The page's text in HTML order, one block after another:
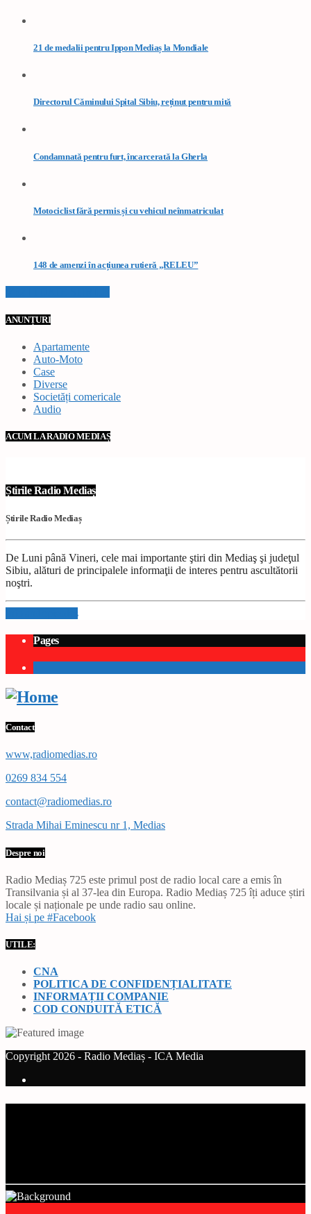
21 de medalii pentru Ippon Mediaș la Mondiale
Directorul Căminului Spital Sibiu, reținut pentru mită
Condamnată pentru furt, încarcerată la Gherla
Motociclist fără permis și cu vehicul neînmatriculat
148 de amenzi în acțiunea rutieră „RELEU”
ANUNȚURI
Apartamente
Auto-Moto
Case
Diverse
Societăți comericale
Audio
ACUM LA RADIO MEDIAȘ
Știrile Radio Mediaș
Știrile Radio Mediaș
De Luni până Vineri, cele mai importante ştiri din Mediaş şi judeţul
Sibiu, alături de principalele informaţii de interes pentru ascultătorii
noştri.
Info and episodes
Pages
Contact
www,radiomedias.ro
0269 834 554
contact@radiomedias.ro
Strada Mihai Eminescu nr 1, Medias
Despre noi
Radio Mediaș 725 este primul post de radio local care a emis în
Transilvania și al 37-lea din Europa. Radio Mediaș 725 îți aduce știri
locale și naționale pe unde radio sau online.
Hai și pe #Facebook
UTILE:
CNA
POLITICA DE CONFIDENȚIALITATE
INFORMAȚII COMPANIE
COD CONDUITĂ ETICĂ
Copyright 2026 - Radio Mediaș - ICA Media